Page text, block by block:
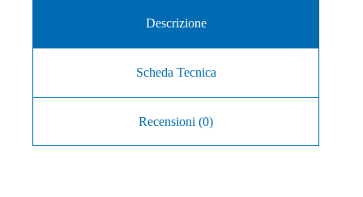
Descrizione
Scheda Tecnica
Recensioni (0)